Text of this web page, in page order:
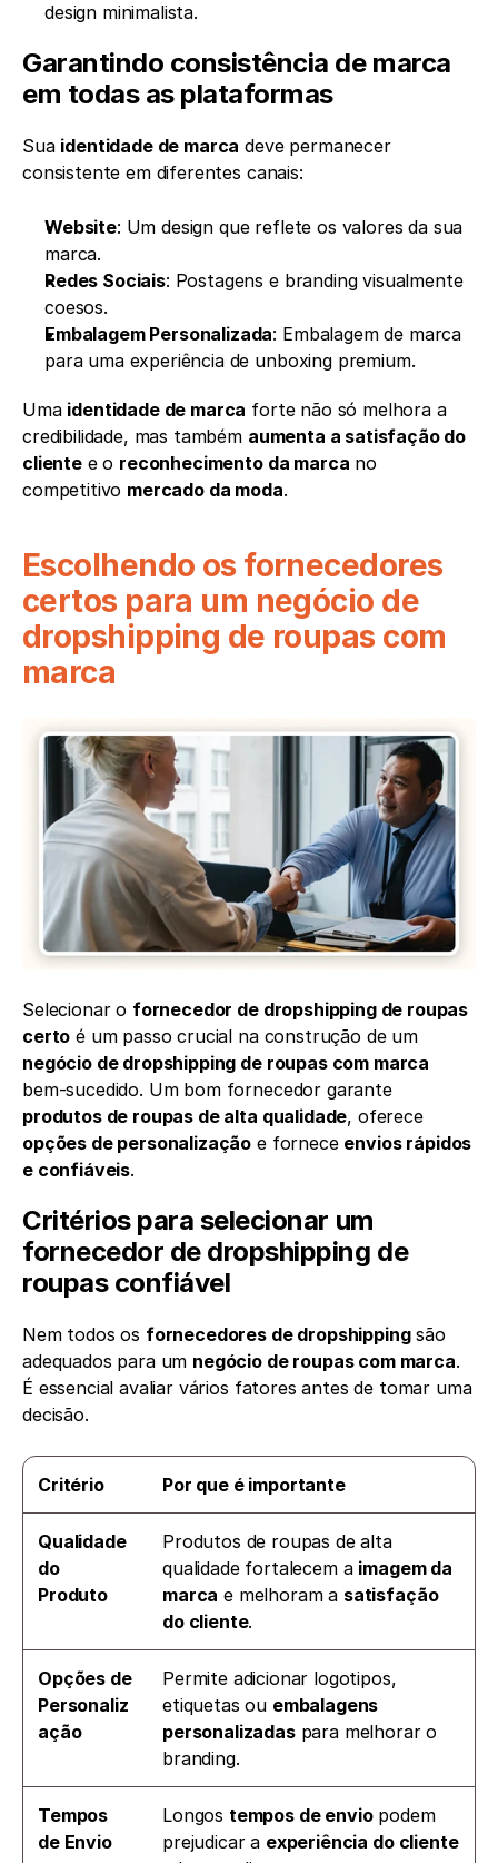
design minimalista.
Garantindo consistência de marca
em todas as plataformas
Sua identidade de marca deve permanecer
consistente em diferentes canais:
Website: Um design que reflete os valores da sua
marca.
Redes Sociais: Postagens e branding visualmente
coesos.
Embalagem Personalizada: Embalagem de marca
para uma experiência de unboxing premium.
Uma identidade de marca forte não só melhora a
credibilidade, mas também aumenta a satisfação do
cliente e o reconhecimento da marca no
competitivo mercado da moda.
Escolhendo os fornecedores
certos para um negócio de
dropshipping de roupas com
marca
Selecionar o fornecedor de dropshipping de roupas
certo
é um passo crucial na construção de um
negócio de dropshipping de roupas com marca
bem-sucedido. Um bom fornecedor garante
produtos de roupas de alta qualidade
, oferece
opções de personalização e fornece envios rápidos
e confiáveis.
Critérios para selecionar um
fornecedor de dropshipping de
roupas confiável
Nem todos os fornecedores de dropshipping são
adequados para um negócio de roupas com marca.
É essencial avaliar vários fatores antes de tomar uma
decisão.
Critério Por que é importante
Qualidade
do
Produto
Produtos de roupas de alta
qualidade fortalecem a imagem da
marca e melhoram a satisfação
do cliente.
Opções de
Personaliz
ação
Permite adicionar logotipos,
etiquetas ou embalagens
personalizadas para melhorar o
branding.
Tempos
de Envio
Longos tempos de envio podem
prejudicar a experiência do cliente